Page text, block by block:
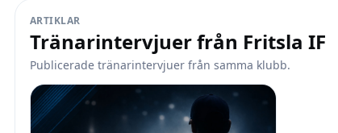
ARTIKLAR
Tränarintervjuer från Fritsla IF
Publicerade tränarintervjuer från samma klubb.